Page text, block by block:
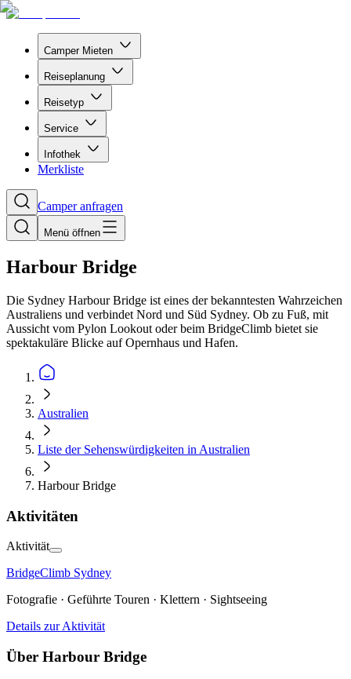
Camper Mieten
Reiseplanung
Reisetyp
Service
Infothek
Merkliste
Camper anfragen
Menü öffnen
Harbour Bridge
Die Sydney Harbour Bridge ist eines der bekanntesten Wahrzeichen
Australiens und verbindet Nord und Süd Sydney. Ob zu Fuß, mit
Aussicht vom Pylon Lookout oder beim BridgeClimb bietet sie
spektakuläre Blicke auf Opernhaus und Hafen.
Australien
Liste der Sehenswürdigkeiten in Australien
Harbour Bridge
Aktivitäten
Aktivität
BridgeClimb Sydney
Fotografie · Geführte Touren · Klettern · Sightseeing
Details zur Aktivität
Über Harbour Bridge